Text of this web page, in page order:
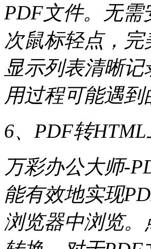
PDF文件。无需
次鼠标轻点，
显示列表清晰
用过程可能遇到
6、PDF转
万彩办公大师-
能有效地实现
浏览器中浏览